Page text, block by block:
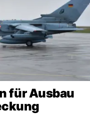
für Ausbau